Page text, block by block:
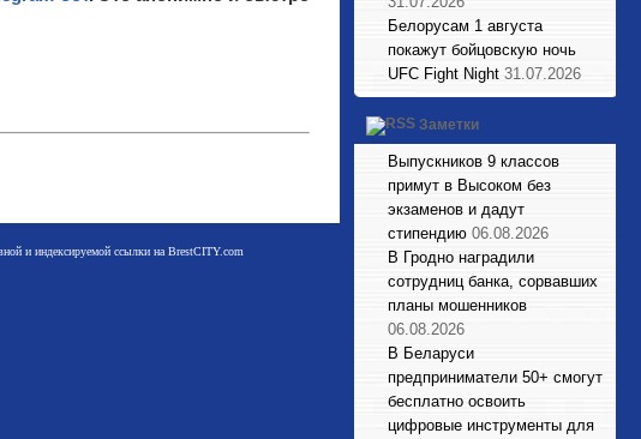
и индексируемой ссылки на BrestCITY.com
Белорусам 1 августа
покажут бойцовскую ночь
UFC Fight Night 31.07.2026
Заметки
Выпускников 9 классов
примут в Высоком без
экзаменов и дадут
стипендию 06.08.2026
В Гродно наградили
сотрудниц банка, сорвавших
планы мошенников
06.08.2026
В Беларуси
предприниматели 50+ смогут
бесплатно освоить
цифровые инструменты для